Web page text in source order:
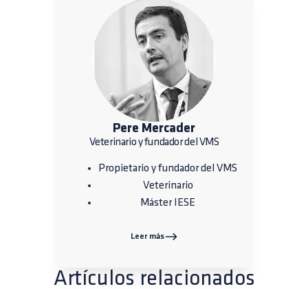
Pere Mercader
Veterinario y fundador del VMS
Propietario y fundador del VMS
Veterinario
Máster IESE
Leer más
Artículos relacionados